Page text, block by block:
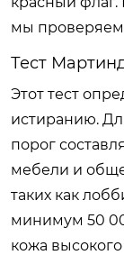
мы проверяем
Тест
Этот тест
истиранию.
порог
мебели и
таких как
минимум 50
кожа